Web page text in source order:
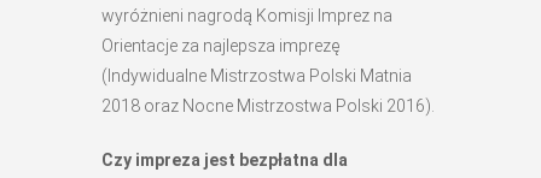
wyróżnieni nagrodą Komisji Imprez na
Orientacje za najlepsza imprezę
(Indywidualne Mistrzostwa Polski Matnia
2018 oraz Nocne Mistrzostwa Polski 2016).
Czy impreza jest bezpłatna dla